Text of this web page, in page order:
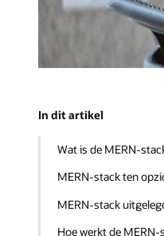
In dit artikel
Wat is de MERN-
MERN-stack ten
MERN-stack
Hoe werkt de MERN-